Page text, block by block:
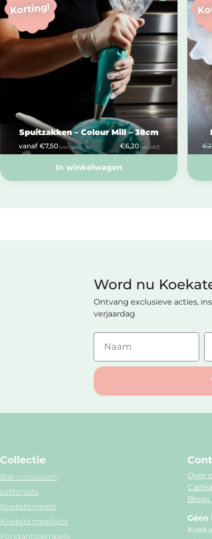
Korting!
Spuitzakken – Colour Mill – 38cm
vanaf €7,50(incl. VAT) €6,20(ex. VAT)
In winkelwagen
€
Word nu
Ontvang exclusieve acties,
verjaardag
Collectie
Bak cursussen
Lettersets
Koekstempels
Koekstempelsets
Fondantstempels
Over
Blogs
Géén